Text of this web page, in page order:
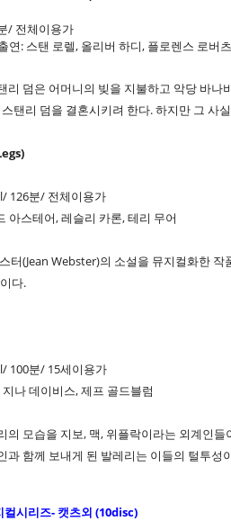
/ 전체이용가
연: 스탠 로렐, 올리버 하디, 플로렌스 로버츠
리 덤은 어머니의 빚을 지불하고 악당 바
탠리 덤을 결혼시키려 한다. 하지만 그
126분/ 전체이용가
아스테어, 레슬리 카론, 테리 무어
터(Jean Webster)의 소설을 뮤지컬화한
다.
100분/ 15세이용가
나 데이비스, 제프 골드블럼
의 모습을 지보, 맥, 위플락이라는 외계인
과 함께 보내게 된 발레리는 이들의 털투성
시리즈- 캣츠외 (10disc)